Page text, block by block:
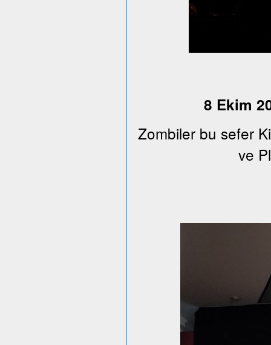
8 Ekim
Zombiler bu sefer
ve